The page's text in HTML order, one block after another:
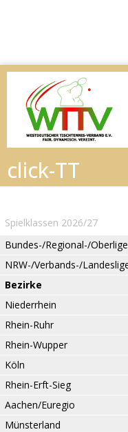
Spielklassen 2026/27
Bundes-/Regional-/
NRW-/Verbands-/
Bezirke
Niederrhein
Rhein-Ruhr
Rhein-Wupper
Köln
Rhein-Erft-Sieg
Aachen/Euregio
Münsterland